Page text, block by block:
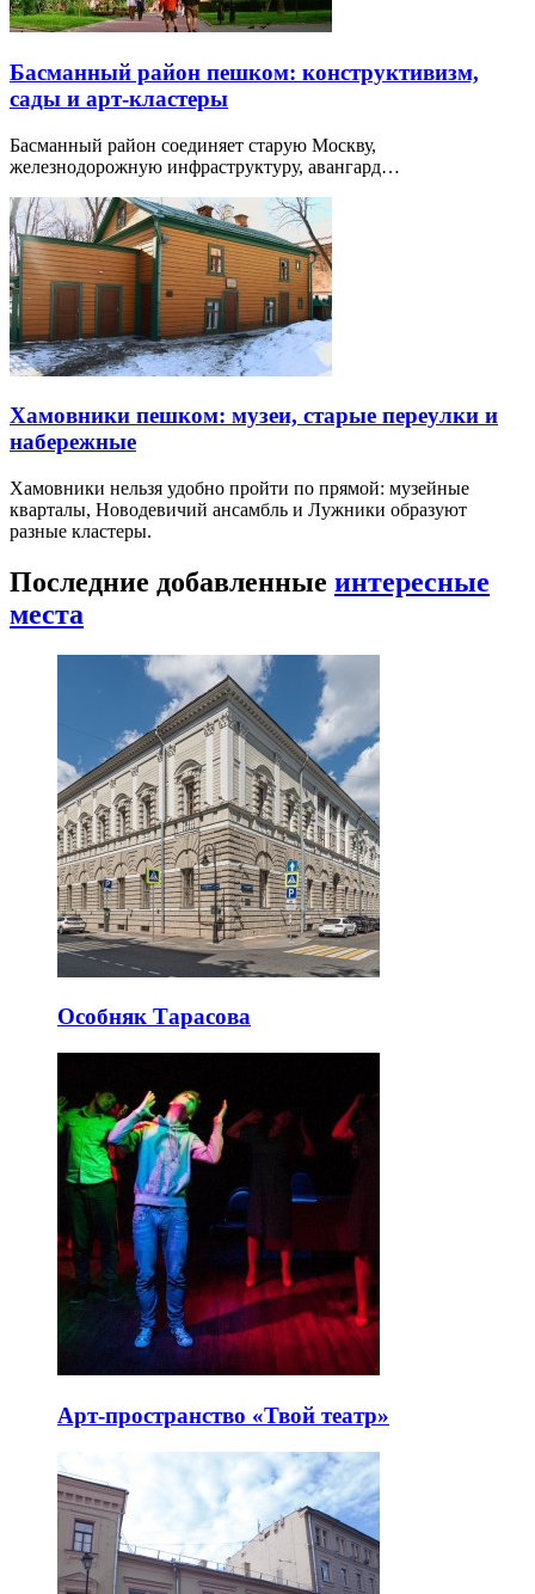
Басманный район пешком: конструктивизм,
сады и арт-кластеры
Басманный район соединяет старую Москву,
железнодорожную инфраструктуру, авангард…
Хамовники пешком: музеи, старые переулки и
набережные
Хамовники нельзя удобно пройти по прямой: музейные
кварталы, Новодевичий ансамбль и Лужники образуют
разные кластеры.
Последние добавленные интересные
места
Особняк Тарасова
Арт-пространство «Твой театр»